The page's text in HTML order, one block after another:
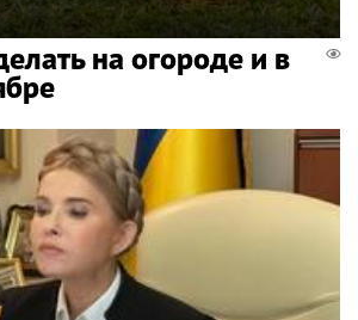
на огороде и в